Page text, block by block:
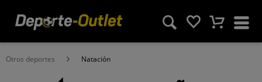
Otros deportes Natación